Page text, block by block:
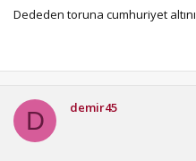
Dededen toruna cumhuriyet altını
D demir45